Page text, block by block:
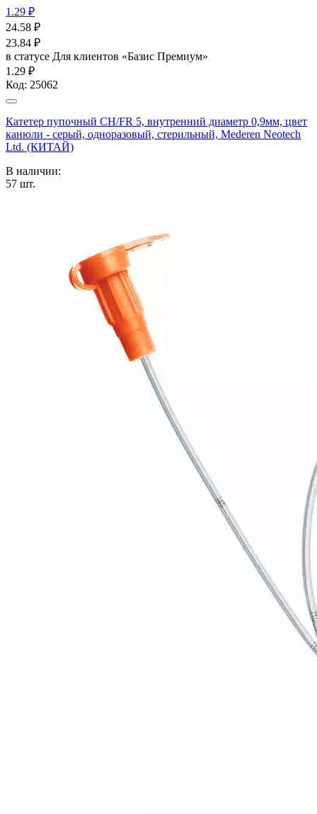
1.29 ₽
24.58 ₽
23.84 ₽
в статусе Для клиентов «Базис Премиум»
1.29 ₽
Код: 25062
Катетер пупочный СН/FR 5, внутренний диаметр 0,9мм, цвет
канюли - серый, одноразовый, стерильный, Mederen Neotech
Ltd. (КИТАЙ)
В наличии:
57 шт.